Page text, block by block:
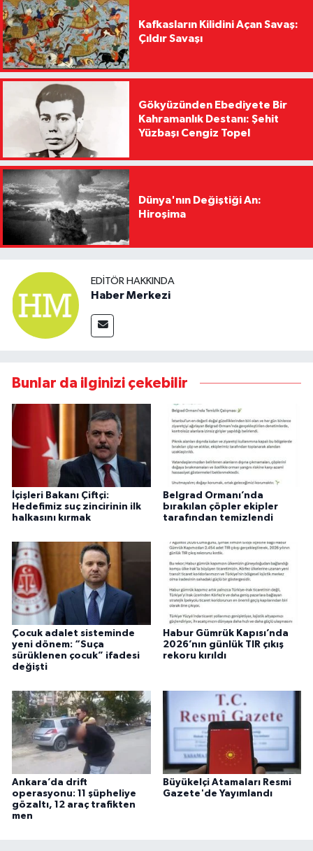
Kafkasların Kilidini Açan Savaş:
Çıldır Savaşı
Gökyüzünden Ebediyete Bir
Kahramanlık Destanı: Şehit
Yüzbaşı Cengiz Topel
Dünya'nın Değiştiği An:
Hiroşima
EDITÖR HAKKINDA
Haber Merkezi
Bunlar da ilginizi çekebilir
İçişleri Bakanı Çiftçi:
Hedefimiz suç zincirinin ilk
halkasını kırmak
Belgrad Ormanı’nda
bırakılan çöpler ekipler
tarafından temizlendi
Çocuk adalet sisteminde
yeni dönem: “Suça
sürüklenen çocuk” ifadesi
değişti
Habur Gümrük Kapısı’nda
2026’nın günlük TIR çıkış
rekoru kırıldı
Ankara’da drift
operasyonu: 11 şüpheliye
gözaltı, 12 araç trafikten
men
Büyükelçi Atamaları Resmi
Gazete'de Yayımlandı